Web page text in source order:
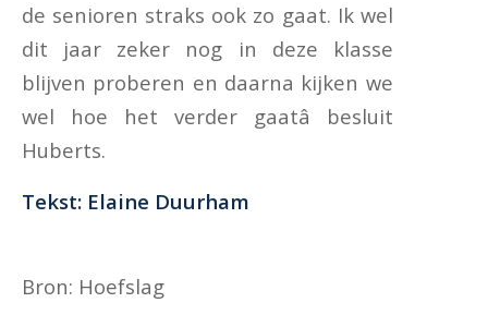
de senioren straks ook zo gaat. Ik wel
dit jaar zeker nog in deze klasse
blijven proberen en daarna kijken we
wel hoe het verder gaatâ besluit
Huberts.
Tekst: Elaine Duurham
Bron: Hoefslag